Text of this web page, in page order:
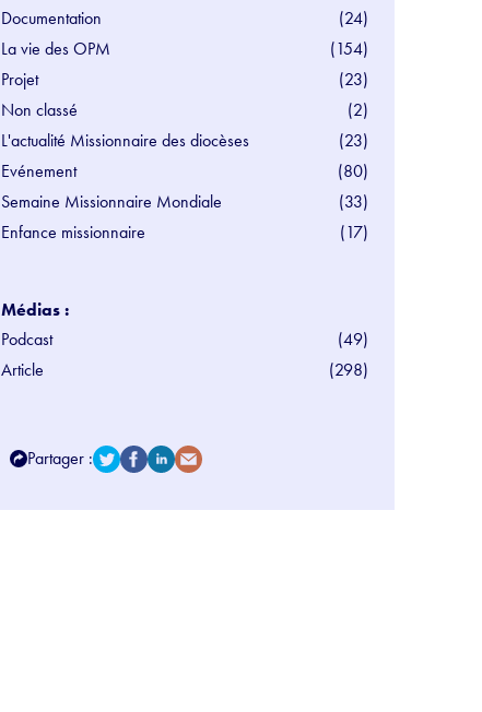
Documentation
(24)
La vie des OPM
(154)
Projet
(23)
Non classé
(2)
L'actualité Missionnaire des diocèses
(23)
Evénement
(80)
Semaine Missionnaire Mondiale
(33)
Enfance missionnaire
(17)
Médias :
Podcast
(49)
Article
(298)
Partager :